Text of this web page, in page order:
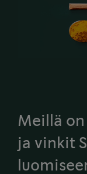
Meillä
ja vinkit